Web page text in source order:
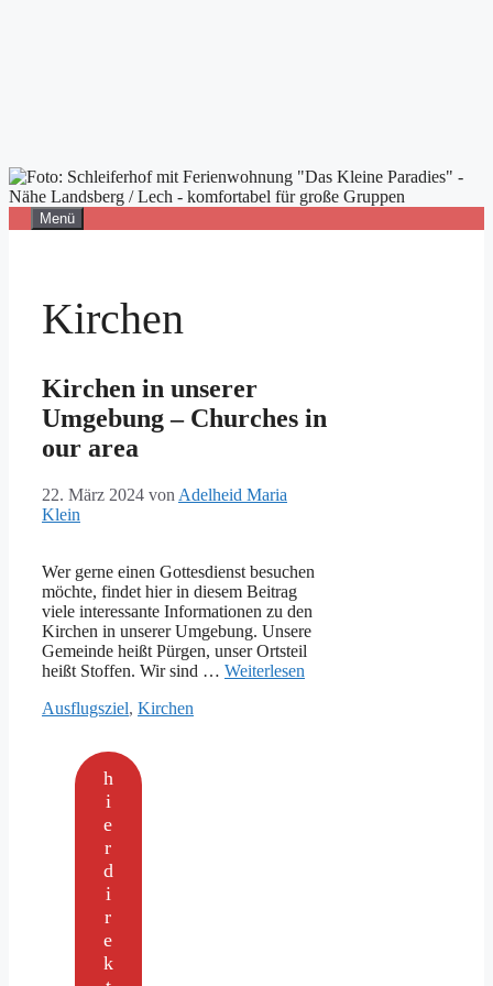
Zum
Inhalt
Menü
Kirchen
Kirchen in unserer
Umgebung – Churches in
our area
22. März 2024 von Adelheid Maria
Klein
Wer gerne einen Gottesdienst besuchen
möchte, findet hier in diesem Beitrag
viele interessante Informationen zu den
Kirchen in unserer Umgebung. Unsere
Gemeinde heißt Pürgen, unser Ortsteil
heißt Stoffen. Wir sind … Weiterlesen
Kategorien
Ausflugsziel, Kirchen
h
i
e
r
d
i
r
e
k